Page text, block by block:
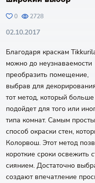
0 2728
02.10.2017
Благодаря краскам
можно до неузнаваемости
преобразить помещение,
выбрав для
тот метод, который больше
подойдет для того или
типа комнат. Самым
способ окраски стен,
Колорвош. Этот метод
короткие сроки освежить
сиянием. Достаточно
создают впечатление